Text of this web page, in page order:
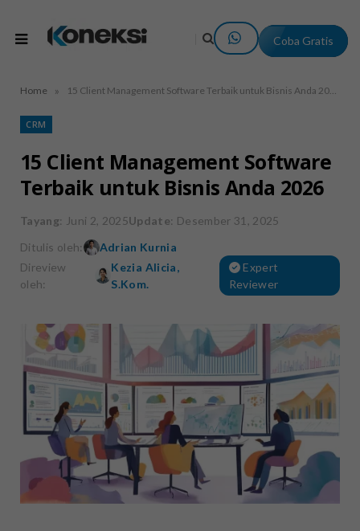
Coba Gratis
Home »
CRM
15 Client Management Software
Terbaik untuk Bisnis Anda 2026
Tayang: Juni 2, 2025Update: Desember 31, 2025
Ditulis oleh:
Adrian Kurnia
Direview
oleh:
Kezia Alicia,
S.Kom.
Expert
Reviewer